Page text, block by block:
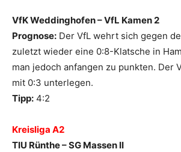
VfK Weddinghofen – VfL Kamen 2
Prognose: Der VfL wehrt sich gegen
zuletzt wieder eine 0:8-Klatsche in
man jedoch anfangen zu punkten. Der
mit 0:3 unterlegen.
Tipp: 4:2
Kreisliga A2
TIU Rünthe – SG Massen II